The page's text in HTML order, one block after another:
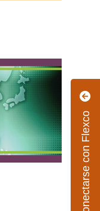
Conectarse con Flexco